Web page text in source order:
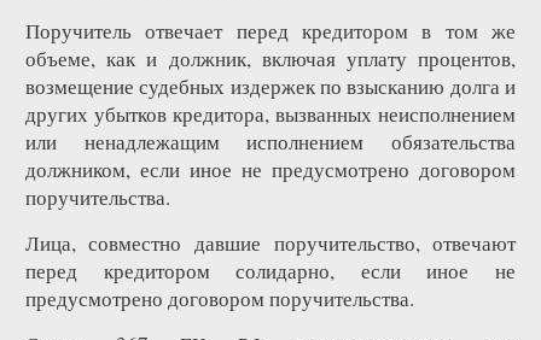
Поручитель отвечает перед кредитором в том же
объеме, как и должник, включая уплату процентов,
возмещение судебных издержек по взысканию долга и
других убытков кредитора, вызванных неисполнением
или ненадлежащим исполнением обязательства
должником, если иное не предусмотрено договором
поручительства.
Лица, совместно давшие поручительство, отвечают
перед кредитором солидарно, если иное не
предусмотрено договором поручительства.